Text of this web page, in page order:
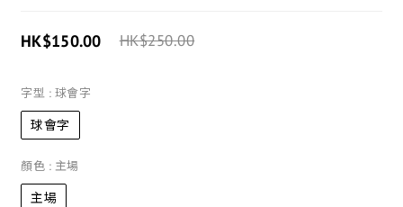
HK$150.00 HK$250.00
字型 : 球會字
球會字
顏色 : 主場
主場